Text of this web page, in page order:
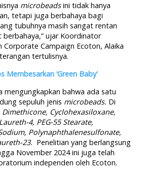
microbeadsini tidak hanya
tetapi juga berbahaya bagi
tubuhnya masih sangat rentan
ujar Koordinator
Corporate Campaign Ecoton, Alaika
tertulisnya.
Membesarkan ‘Green Baby’
mengungkapkan bahwa ada satu
sepuluh jenis microbeads. Di
Dimethicone, Cyclohexasiloxane,
4, PEG-55 Stearate,
Polynaphthalenesulfonate,
23. Penelitian yang berlangsung
November 2024 ini juga telah
independen oleh Ecoton.